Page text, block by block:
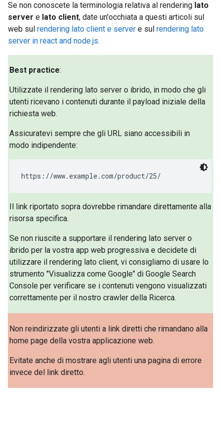
Se non conoscete la terminologia relativa al rendering lato
server e lato client, date un'occhiata a questi articoli sul
web sul rendering lato client e server e sul rendering lato
server in react and node.js.
Best practice:
Utilizzate il rendering lato server o ibrido, in modo che gli
utenti ricevano i contenuti durante il payload iniziale della
richiesta web.
Assicuratevi sempre che gli URL siano accessibili in
modo indipendente:
https://www.example.com/product/25/
Il link riportato sopra dovrebbe rimandare direttamente alla
risorsa specifica.
Se non riuscite a supportare il rendering lato server o
ibrido per la vostra app web progressiva e decidete di
utilizzare il rendering lato client, vi consigliamo di usare lo
strumento "Visualizza come Google" di Google Search
Console per verificare se i contenuti vengono visualizzati
correttamente per il nostro crawler della Ricerca.
Non reindirizzate gli utenti a link diretti che rimandano alla
home page della vostra applicazione web.
Evitate anche di mostrare agli utenti una pagina di errore
invece del link diretto.